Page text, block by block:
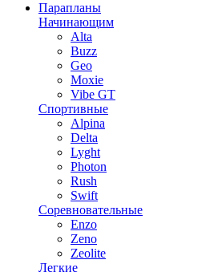
Парапланы
Начинающим
Alta
Buzz
Geo
Moxie
Vibe GT
Спортивные
Alpina
Delta
Lyght
Photon
Rush
Swift
Соревновательные
Enzo
Zeno
Zeolite
Легкие